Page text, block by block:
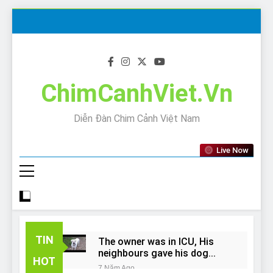
ChimCanhViet.Vn
Diễn Đàn Chim Cảnh Việt Nam
Live Now
TIN
HOT
The owner was in ICU, His
neighbours gave his dog
away!
7 Năm Ago